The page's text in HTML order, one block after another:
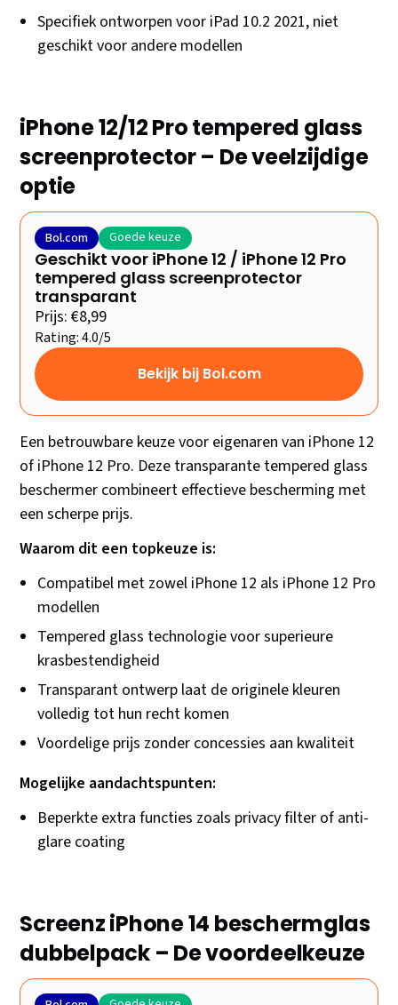
Specifiek ontworpen voor iPad 10.2 2021, niet
geschikt voor andere modellen
iPhone 12/12 Pro tempered glass
screenprotector – De veelzijdige
optie
Bol.com Goede keuze
Geschikt voor iPhone 12 / iPhone 12 Pro
tempered glass screenprotector
transparant
Prijs: €8,99
Rating: 4.0/5
Bekijk bij Bol.com
Een betrouwbare keuze voor eigenaren van iPhone 12
of iPhone 12 Pro. Deze transparante tempered glass
beschermer combineert effectieve bescherming met
een scherpe prijs.
Waarom dit een topkeuze is:
Compatibel met zowel iPhone 12 als iPhone 12 Pro
modellen
Tempered glass technologie voor superieure
krasbestendigheid
Transparant ontwerp laat de originele kleuren
volledig tot hun recht komen
Voordelige prijs zonder concessies aan kwaliteit
Mogelijke aandachtspunten:
Beperkte extra functies zoals privacy filter of anti-
glare coating
Screenz iPhone 14 beschermglas
dubbelpack – De voordeelkeuze